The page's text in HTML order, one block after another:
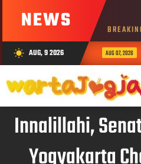
NEWS
wb_sunny AUG, 9 2026 AUG 07, 2026
Innalillahi,